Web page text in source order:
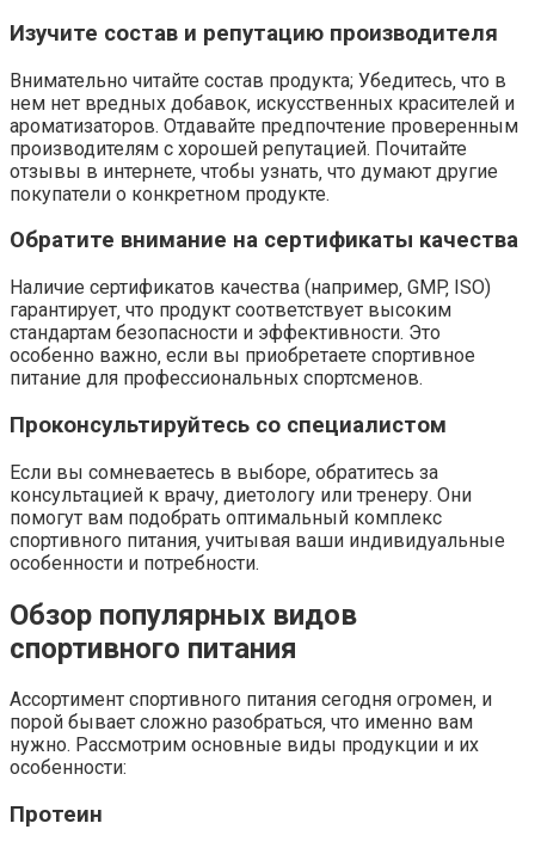
Изучите состав и репутацию производителя
Внимательно читайте состав продукта; Убедитесь‚ что в
нем нет вредных добавок‚ искусственных красителей и
ароматизаторов. Отдавайте предпочтение проверенным
производителям с хорошей репутацией. Почитайте
отзывы в интернете‚ чтобы узнать‚ что думают другие
покупатели о конкретном продукте.
Обратите внимание на сертификаты качества
Наличие сертификатов качества (например‚ GMP‚ ISO)
гарантирует‚ что продукт соответствует высоким
стандартам безопасности и эффективности. Это
особенно важно‚ если вы приобретаете спортивное
питание для профессиональных спортсменов.
Проконсультируйтесь со специалистом
Если вы сомневаетесь в выборе‚ обратитесь за
консультацией к врачу‚ диетологу или тренеру. Они
помогут вам подобрать оптимальный комплекс
спортивного питания‚ учитывая ваши индивидуальные
особенности и потребности.
Обзор популярных видов
спортивного питания
Ассортимент спортивного питания сегодня огромен‚ и
порой бывает сложно разобраться‚ что именно вам
нужно. Рассмотрим основные виды продукции и их
особенности:
Протеин